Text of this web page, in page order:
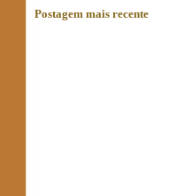
Postagem mais recente